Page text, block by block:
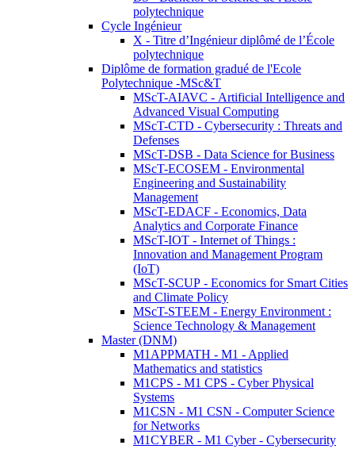
polytechnique
Cycle Ingénieur
X - Titre d’Ingénieur diplômé de l’École
polytechnique
Diplôme de formation gradué de l'Ecole
Polytechnique -MSc&T
MScT-AIAVC - Artificial Intelligence and
Advanced Visual Computing
MScT-CTD - Cybersecurity : Threats and
Defenses
MScT-DSB - Data Science for Business
MScT-ECOSEM - Environmental
Engineering and Sustainability
Management
MScT-EDACF - Economics, Data
Analytics and Corporate Finance
MScT-IOT - Internet of Things :
Innovation and Management Program
(IoT)
MScT-SCUP - Economics for Smart Cities
and Climate Policy
MScT-STEEM - Energy Environment :
Science Technology & Management
Master (DNM)
M1APPMATH - M1 - Applied
Mathematics and statistics
M1CPS - M1 CPS - Cyber Physical
Systems
M1CSN - M1 CSN - Computer Science
for Networks
M1CYBER - M1 Cyber - Cybersecurity